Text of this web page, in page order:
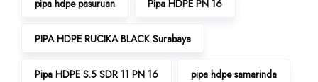
pipa hdpe pasuruan Pipa HDPE PN 16
PIPA HDPE RUCIKA BLACK Surabaya
Pipa HDPE S.5 SDR 11 PN 16 pipa hdpe samarinda